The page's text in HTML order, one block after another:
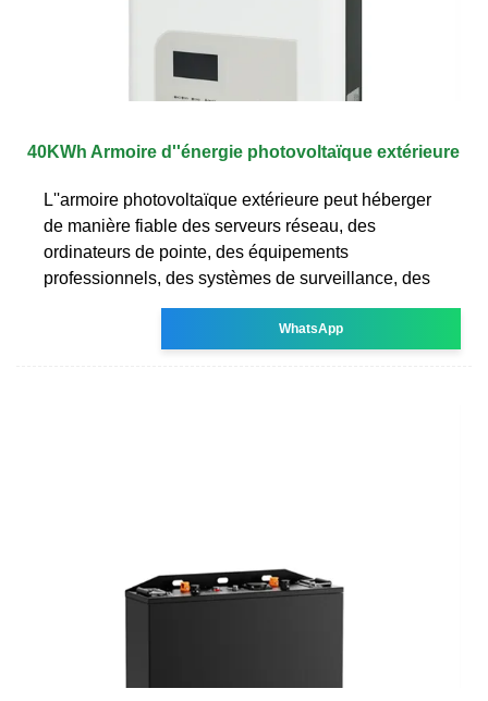
40KWh Armoire d''énergie photovoltaïque extérieure
L''armoire photovoltaïque extérieure peut héberger
de manière fiable des serveurs réseau, des
ordinateurs de pointe, des équipements
professionnels, des systèmes de surveillance, des
WhatsApp